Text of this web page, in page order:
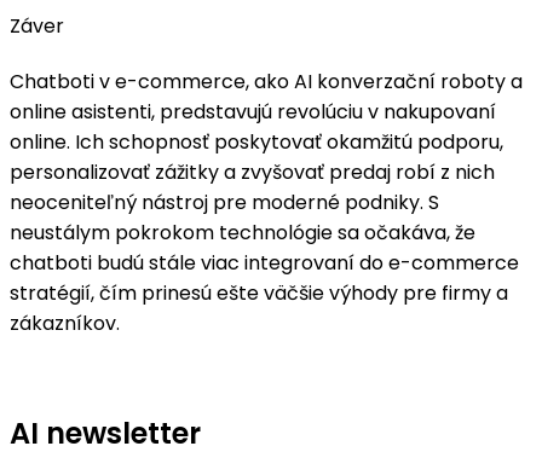
Záver
Chatboti v e-commerce, ako AI konverzační roboty a
online asistenti, predstavujú revolúciu v nakupovaní
online. Ich schopnosť poskytovať okamžitú podporu,
personalizovať zážitky a zvyšovať predaj robí z nich
neoceniteľný nástroj pre moderné podniky. S
neustálym pokrokom technológie sa očakáva, že
chatboti budú stále viac integrovaní do e-commerce
stratégií, čím prinesú ešte väčšie výhody pre firmy a
zákazníkov.
AI newsletter